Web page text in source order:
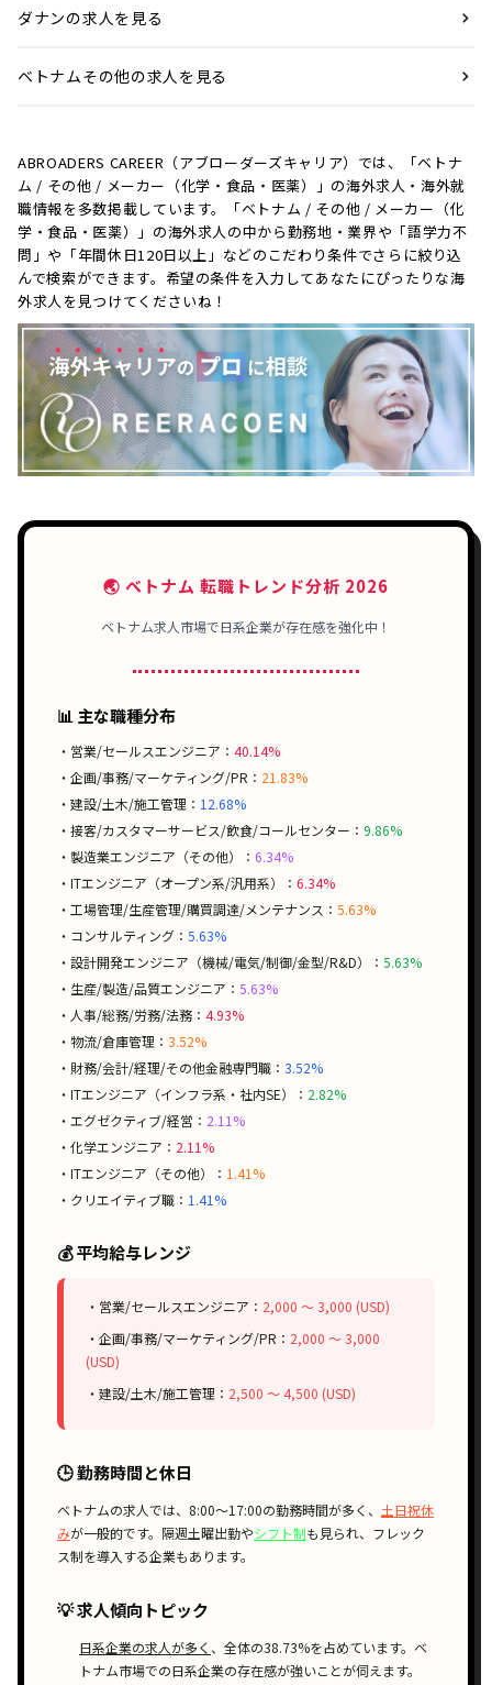
ダナンの求人を見る
ベトナムその他の求人を見る
ABROADERS CAREER（アブローダーズキャリア）では、「ベトナ
ム / その他 / メーカー（化学・食品・医薬）」の海外求人・海外就
職情報を多数掲載しています。「ベトナム / その他 / メーカー（化
学・食品・医薬）」の海外求人の中から勤務地・業界や「語学力不
問」や「年間休日120日以上」などのこだわり条件でさらに絞り込
んで検索ができます。希望の条件を入力してあなたにぴったりな海
外求人を見つけてくださいね！
🌏 ベトナム 転職トレンド分析 2026
ベトナム求人市場で日系企業が存在感を強化中！
📊 主な職種分布
・営業/セールスエンジニア： 40.14%
・企画/事務/マーケティング/PR： 21.83%
・建設/土木/施工管理： 12.68%
・接客/カスタマーサービス/飲食/コールセンター： 9.86%
・製造業エンジニア（その他）： 6.34%
・ITエンジニア（オープン系/汎用系）： 6.34%
・工場管理/生産管理/購買調達/メンテナンス： 5.63%
・コンサルティング： 5.63%
・設計開発エンジニア（機械/電気/制御/金型/R&D）： 5.63%
・生産/製造/品質エンジニア： 5.63%
・人事/総務/労務/法務： 4.93%
・物流/倉庫管理： 3.52%
・財務/会計/経理/その他金融専門職： 3.52%
・ITエンジニア（インフラ系・社内SE）： 2.82%
・エグゼクティブ/経営： 2.11%
・化学エンジニア： 2.11%
・ITエンジニア（その他）： 1.41%
・クリエイティブ職： 1.41%
💰 平均給与レンジ
・営業/セールスエンジニア： 2,000 〜 3,000 (USD)
・企画/事務/マーケティング/PR： 2,000 〜 3,000
(USD)
・建設/土木/施工管理： 2,500 〜 4,500 (USD)
🕒 勤務時間と休日
ベトナムの求人では、 8:00〜17:00の勤務時間が多く、 土日祝休
みが一般的です。 隔週土曜出勤やシフト制も見られ、 フレック
ス制を導入する企業もあります。
💡 求人傾向トピック
日系企業の求人が多く 、全体の38.73%を占めています。ベ
トナム市場での日系企業の存在感が強いことが伺えます。